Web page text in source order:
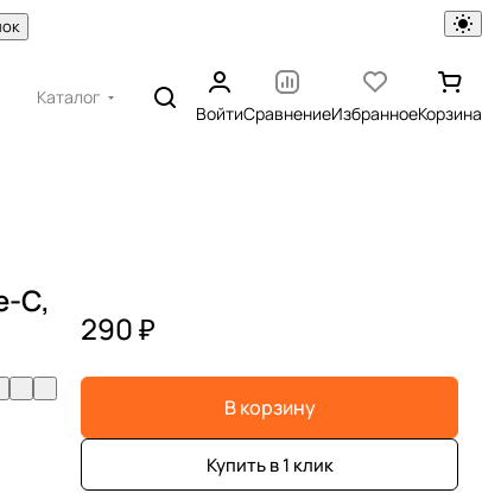
Каталог
ВойтиСравнениеИзбранноеКорзина
C,
290 ₽
В корзину
Купить в 1 клик